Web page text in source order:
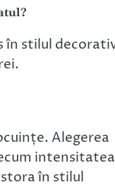
în stilul
Alegerea
intensitatea
în stilul